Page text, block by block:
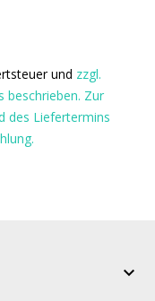
und zzgl.
beschrieben. Zur
des Liefertermins
